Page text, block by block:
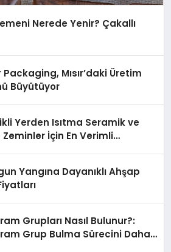
Nerede Yenir? Çakallı
Packaging, Mısır’daki Üretim
Büyütüyor
Yerden Isıtma Seramik ve
Zeminler İçin En Verimli
Yangına Dayanıklı Ahşap
Grupları Nasıl Bulunur?:
Grup Bulma Sürecini Daha